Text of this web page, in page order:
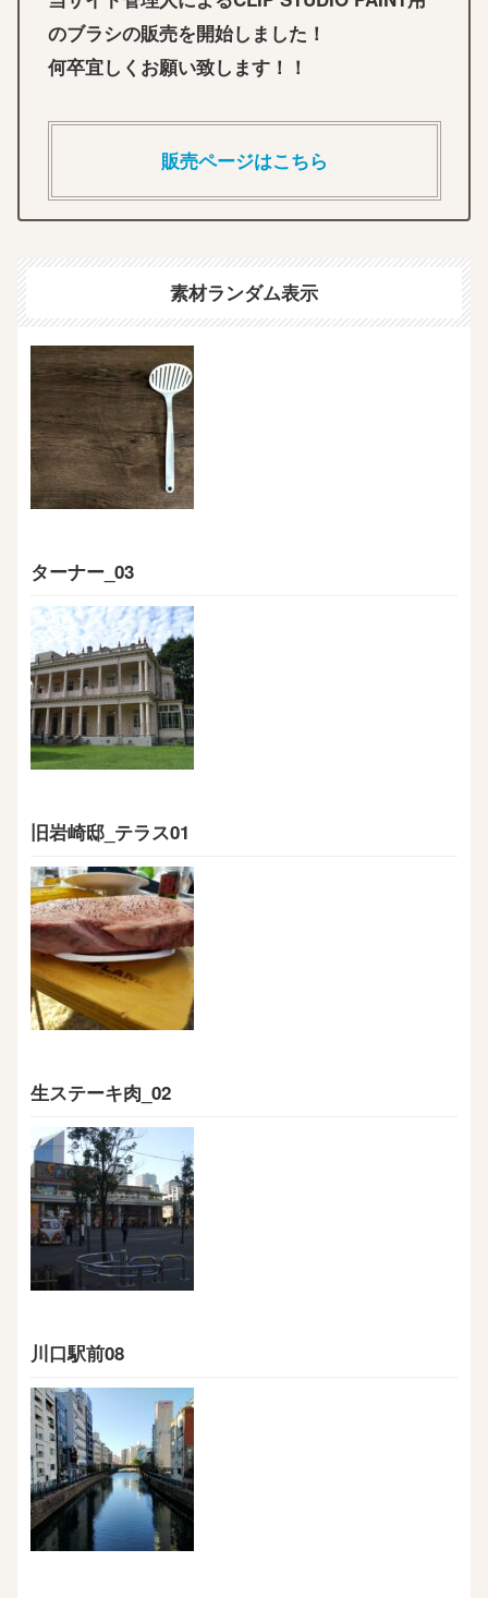
のブラシの販売を開始しました！
何卒宜しくお願い致します！！
販売ページはこちら
素材ランダム表示
ターナー_03
旧岩崎邸_テラス01
生ステーキ肉_02
川口駅前08